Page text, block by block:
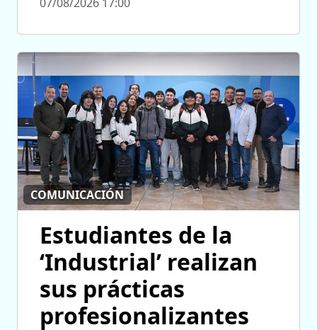
COMUNICACIÓN
Estudiantes de la
‘Industrial’ realizan
sus prácticas
profesionalizantes